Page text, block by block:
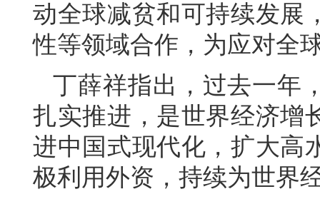
动全球减贫和可持续发展
性等领域合作，为应对全
丁薛祥指出，过去一年
扎实推进，是世界经济增
进中国式现代化，扩大高
极利用外资，持续为世界